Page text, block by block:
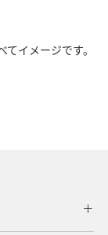
イメージです。